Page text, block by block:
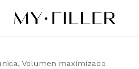
Volumen maximizado
Sé el